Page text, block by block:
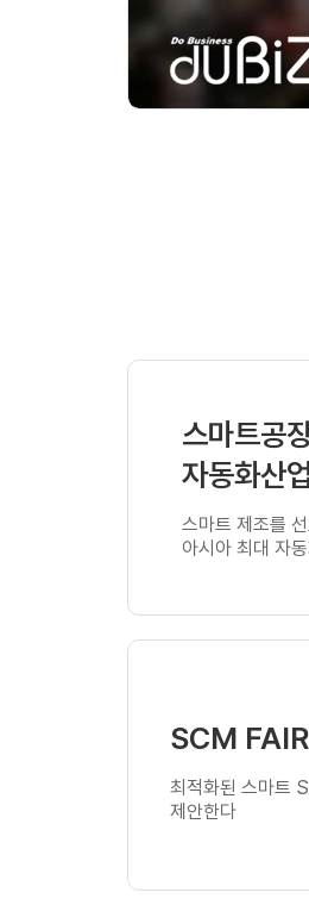
스마트공
자동화산
스마트 제조를
아시아 최대 자
SCM FAIR
최적화된 스마트
제안한다